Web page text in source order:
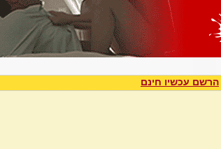
הרשם עכשיו חינם